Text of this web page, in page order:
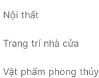
Nội thất
Trang trí nhà cửa
Vật phẩm phong thủy